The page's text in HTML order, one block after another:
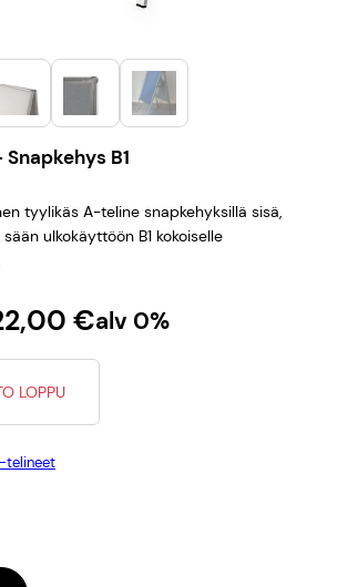
B1
tyylikäs A-teline snapkehyksillä sisä,
ulkokäyttöön B1 kokoiselle
€alv 0%
LOPPU
telineet